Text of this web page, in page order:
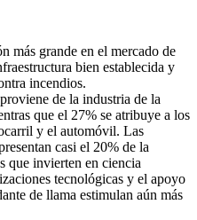
más grande en el mercado de
bien establecida y
incendios.
de la industria de la
que el 27% se atribuye a los
y el automóvil. Las
casi el 20% de la
que invierten en ciencia
tecnológicas y el apoyo
de llama estimulan aún más